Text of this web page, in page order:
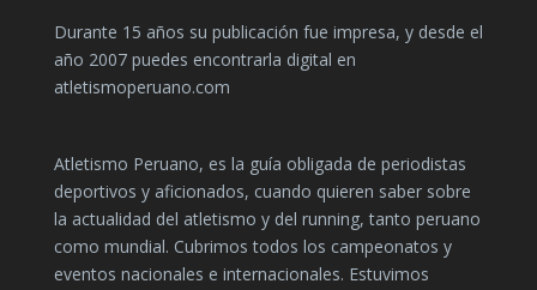
Durante 15 años su publicación fue impresa, y desde el
año 2007 puedes encontrarla digital en
atletismoperuano.com
Atletismo Peruano, es la guía obligada de periodistas
deportivos y aficionados, cuando quieren saber sobre
la actualidad del atletismo y del running, tanto peruano
como mundial. Cubrimos todos los campeonatos y
eventos nacionales e internacionales. Estuvimos